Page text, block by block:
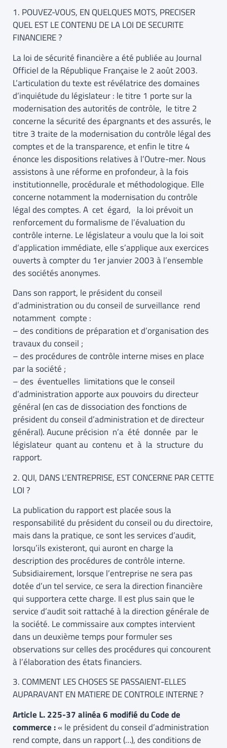
1. POUVEZ-VOUS, EN QUELQUES MOTS, PRECISER
QUEL EST LE CONTENU DE LA LOI DE SECURITE
FINANCIERE ?
La loi de sécurité financière a été publiée au Journal
Officiel de la République Française le 2 août 2003.
L’articulation du texte est révélatrice des domaines
d’inquiétude du législateur : le titre 1 porte sur la
modernisation des autorités de contrôle, le titre 2
concerne la sécurité des épargnants et des assurés, le
titre 3 traite de la modernisation du contrôle légal des
comptes et de la transparence, et enfin le titre 4
énonce les dispositions relatives à l’Outre-mer. Nous
assistons à une réforme en profondeur, à la fois
institutionnelle, procédurale et méthodologique. Elle
concerne notamment la modernisation du contrôle
légal des comptes. A cet égard, la loi prévoit un
renforcement du formalisme de l’évaluation du
contrôle interne. Le législateur a voulu que la loi soit
d’application immédiate, elle s’applique aux exercices
ouverts à compter du 1er janvier 2003 à l’ensemble
des sociétés anonymes.
Dans son rapport, le président du conseil
d’administration ou du conseil de surveillance rend
notamment compte :
– des conditions de préparation et d’organisation des
travaux du conseil ;
– des procédures de contrôle interne mises en place
par la société ;
– des éventuelles limitations que le conseil
d’administration apporte aux pouvoirs du directeur
général (en cas de dissociation des fonctions de
président du conseil d’administration et de directeur
général). Aucune précision n’a été donnée par le
législateur quant au contenu et à la structure du
rapport.
2. QUI, DANS L’ENTREPRISE, EST CONCERNE PAR CETTE
LOI ?
La publication du rapport est placée sous la
responsabilité du président du conseil ou du directoire,
mais dans la pratique, ce sont les services d’audit,
lorsqu’ils existeront, qui auront en charge la
description des procédures de contrôle interne.
Subsidiairement, lorsque l’entreprise ne sera pas
dotée d’un tel service, ce sera la direction financière
qui supportera cette charge. Il est plus sain que le
service d’audit soit rattaché à la direction générale de
la société. Le commissaire aux comptes intervient
dans un deuxième temps pour formuler ses
observations sur celles des procédures qui concourent
à l’élaboration des états financiers.
3. COMMENT LES CHOSES SE PASSAIENT-ELLES
AUPARAVANT EN MATIERE DE CONTROLE INTERNE ?
Article L. 225-37 alinéa 6 modifié du Code de
commerce :« le président du conseil d’administration
rend compte, dans un rapport (…), des conditions de